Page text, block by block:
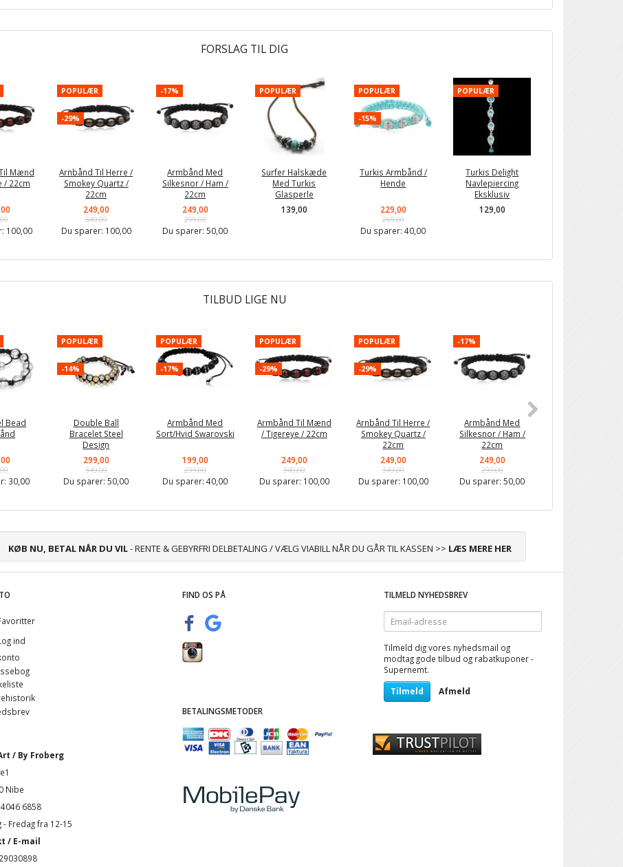
FORSLAG TIL DIG
Mænd
/ 22cm
100,00
POPULÆR
-29%
Arnbånd Til Herre /
Smokey Quartz /
22cm
249,00
349,00
Du sparer: 100,00
-17%
Armbånd Med
Silkesnor / Ham /
22cm
249,00
299,00
Du sparer:50,00
POPULÆR
Surfer Halskæde
Med Turkis
Glasperle
139,00
POPULÆR
-15%
Turkis Armbånd /
Hende
229,00
269,00
Du sparer:40,00
POPULÆR
Turkis Delight
Navlepiercing
Eksklusiv
129,00
TILBUD LIGE NU
Bead
30,00
POPULÆR
-14%
Double Ball
Bracelet Steel
Design
299,00
349,00
Du sparer:50,00
POPULÆR
-17%
Armbånd Med
Sort/Hvid Swarovski
199,00
239,00
Du sparer:40,00
POPULÆR
-29%
Armbånd Til Mænd
/ Tigereye / 22cm
249,00
349,00
Du sparer: 100,00
POPULÆR
-29%
Arnbånd Til Herre /
Smokey Quartz /
22cm
249,00
349,00
Du sparer: 100,00
-17%
Armbånd Med
Silkesnor / Ham /
22cm
249,00
299,00
Du sparer:50,00
KØB NU, BETAL NÅR DU VIL- RENTE & GEBYRFRI DELBETALING / VÆLG VIABILL NÅR DU GÅR TIL KASSEN >> LÆS MERE HER
ind
/ By Froberg
Nibe
6858
- Fredag fra 12-15
/ E-mail
FIND OS PÅ
BETALINGSMETODER
TILMELD NYHEDSBREV
Email-
adresse
Tilmeld dig vores nyhedsmail og
modtag gode tilbud og rabatkuponer -
Supernemt.
Tilmeld Afmeld